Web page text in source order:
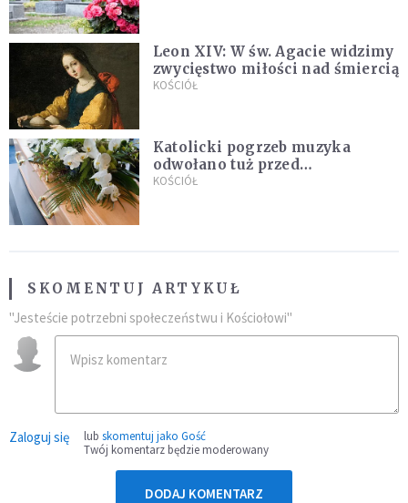
Leon XIV: W św. Agacie widzimy
zwycięstwo miłości nad śmiercią
KOŚCIÓŁ
Katolicki pogrzeb muzyka
odwołano tuż przed
uroczystością. Powodem była
KOŚCIÓŁ
SKOMENTUJ ARTYKUŁ
"Jesteście potrzebni społeczeństwu i Kościołowi"
Zaloguj się lub skomentuj jako Gość
Twój komentarz będzie moderowany
DODAJ KOMENTARZ